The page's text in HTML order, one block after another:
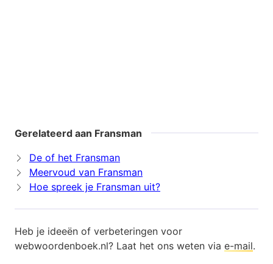
Gerelateerd aan Fransman
De of het Fransman
Meervoud van Fransman
Hoe spreek je Fransman uit?
Heb je ideeën of verbeteringen voor
webwoordenboek.nl? Laat het ons weten via e-mail.